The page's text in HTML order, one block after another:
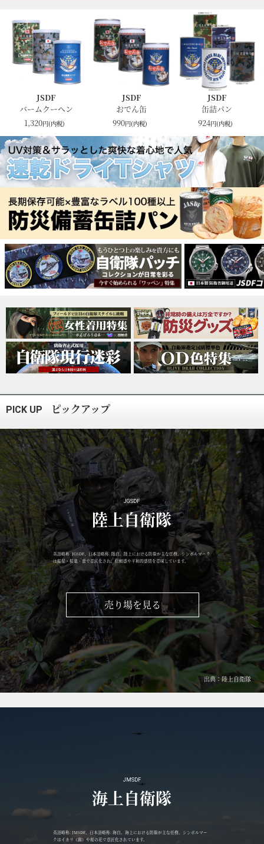
JSDF
バームクーヘン
1,320円(内税)
JSDF
おでん缶
990円(内税)
JSDF
缶詰パン
924円(内税)
PICK UP ピックアップ
JGSDF
陸上自衛隊
英語略称: JGSDF、日本語略称: 陸自。陸上における防衛が主な任務。シンボルマーク
は桜星・桜葉・蕾で意匠化され、信頼感や平和的感情を意味しています。
売り場を見る
出典：陸上自衛隊
JMSDF
海上自衛隊
英語略称: JMSDF、日本語略称: 海自。海上における防衛が主な任務。シンボルマー
クはイカリ（錨）や桜の花で意匠化されています。